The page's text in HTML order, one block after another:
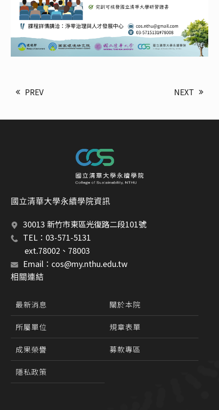
PREV NEXT
國立清華大學永續學院資訊
30013 新竹市東區光復路二段101號
TEL：03-571-5131
ext.78002、78003
Email：cos@my.nthu.edu.tw
相關連結
最新消息 關於本院
所屬單位 規章表單
成果榮譽 募款專區
隱私政策